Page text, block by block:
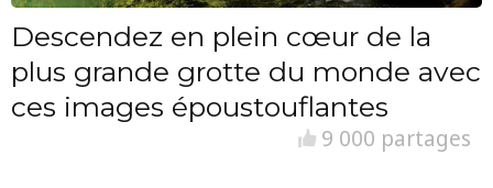
Descendez en plein cœur de la
plus grande grotte du monde avec
ces images époustouflantes
9 000 partages